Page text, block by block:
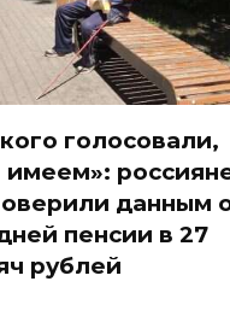
голосовали,
имеем»:
данным
пенсии в 27
рублей